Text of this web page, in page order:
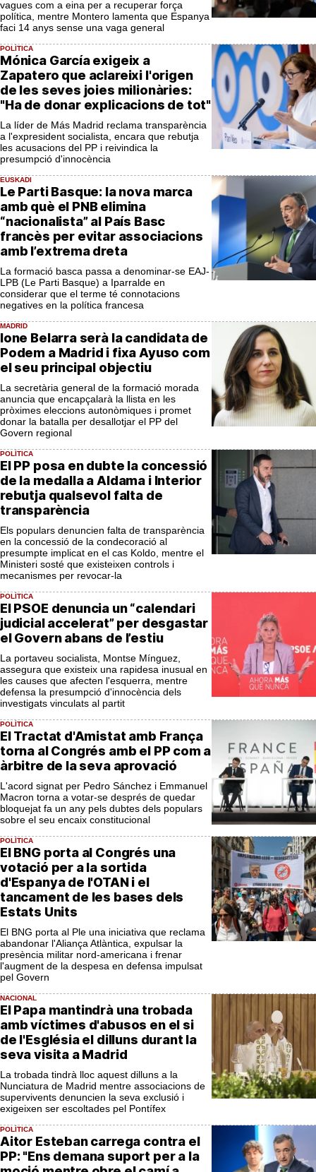
vagues com a eina per a recuperar força
política, mentre Montero lamenta que Espanya
faci 14 anys sense una vaga general
POLÍTICA
Mónica García exigeix a
Zapatero que aclareixi l'origen
de les seves joies milionàries:
"Ha de donar explicacions de tot"
La líder de Más Madrid reclama transparència
a l'expresident socialista, encara que rebutja
les acusacions del PP i reivindica la
presumpció d'innocència
EUSKADI
Le Parti Basque: la nova marca
amb què el PNB elimina
“nacionalista” al País Basc
francès per evitar associacions
amb l’extrema dreta
La formació basca passa a denominar-se EAJ-
LPB (Le Parti Basque) a Iparralde en
considerar que el terme té connotacions
negatives en la política francesa
MADRID
Ione Belarra serà la candidata de
Podem a Madrid i fixa Ayuso com
el seu principal objectiu
La secretària general de la formació morada
anuncia que encapçalarà la llista en les
pròximes eleccions autonòmiques i promet
donar la batalla per desallotjar el PP del
Govern regional
POLÍTICA
El PP posa en dubte la concessió
de la medalla a Aldama i Interior
rebutja qualsevol falta de
transparència
Els populars denuncien falta de transparència
en la concessió de la condecoració al
presumpte implicat en el cas Koldo, mentre el
Ministeri sosté que existeixen controls i
mecanismes per revocar-la
POLÍTICA
El PSOE denuncia un “calendari
judicial accelerat” per desgastar
el Govern abans de l’estiu
La portaveu socialista, Montse Mínguez,
assegura que existeix una rapidesa inusual en
les causes que afecten l'esquerra, mentre
defensa la presumpció d'innocència dels
investigats vinculats al partit
POLÍTICA
El Tractat d'Amistat amb França
torna al Congrés amb el PP com a
àrbitre de la seva aprovació
L'acord signat per Pedro Sánchez i Emmanuel
Macron torna a votar-se després de quedar
bloquejat fa un any pels dubtes dels populars
sobre el seu encaix constitucional
POLÍTICA
El BNG porta al Congrés una
votació per a la sortida
d'Espanya de l'OTAN i el
tancament de les bases dels
Estats Units
El BNG porta al Ple una iniciativa que reclama
abandonar l'Aliança Atlàntica, expulsar la
presència militar nord-americana i frenar
l'augment de la despesa en defensa impulsat
pel Govern
NACIONAL
El Papa mantindrà una trobada
amb víctimes d'abusos en el si
de l'Església el dilluns durant la
seva visita a Madrid
La trobada tindrà lloc aquest dilluns a la
Nunciatura de Madrid mentre associacions de
supervivents denuncien la seva exclusió i
exigeixen ser escoltades pel Pontífex
POLÍTICA
Aitor Esteban carrega contra el
PP: "Ens demana suport per a la